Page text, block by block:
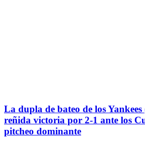
La dupla de bateo de los
reñida victoria por 2-1 ante los
pitcheo dominante